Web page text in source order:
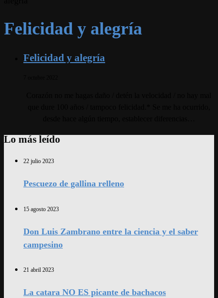
Felicidad y alegría
Felicidad y alegría
Lo más leído
22 julio 2023
Pescuezo de gallina relleno
15 agosto 2023
Don Luis Zambrano entre la ciencia y el saber
campesino
21 abril 2023
La catara NO ES picante de bachacos